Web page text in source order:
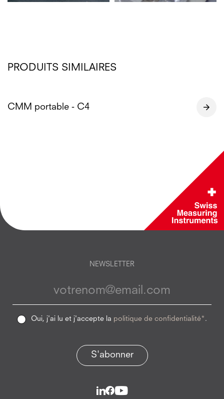
PRODUITS SIMILAIRES
CMM portable - C4
NEWSLETTER
Oui, j'ai lu et j'accepte la politique de confidentialité* .
S'abonner